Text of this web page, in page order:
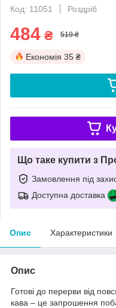
Код: 11051
Роздріб
484 ₴ 519 ₴
Економія 35 ₴
Що таке купити з
Замовлення під
Доступна доставка
Опис Характеристики
Опис
Готові до перерви від
кава – це запрошення